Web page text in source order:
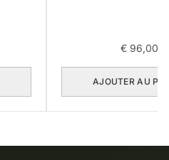
€96,00
AJOUTER AU